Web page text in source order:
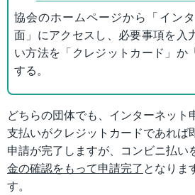
協会のホームページから「イン
面」にアクセスし、必要事項を入
い方法を「クレジットカード」か
する。
どちらの団体でも、インターネット
支払いがクレジットカードであれば
申請が完了しますが、コンビニ払い
金の確認をもって申請完了となりま
す。